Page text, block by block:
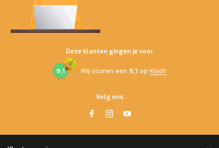
Deze klanten gingen je voor
9,1 Wij scoren een 9,1 op Kiyoh
Volg ons